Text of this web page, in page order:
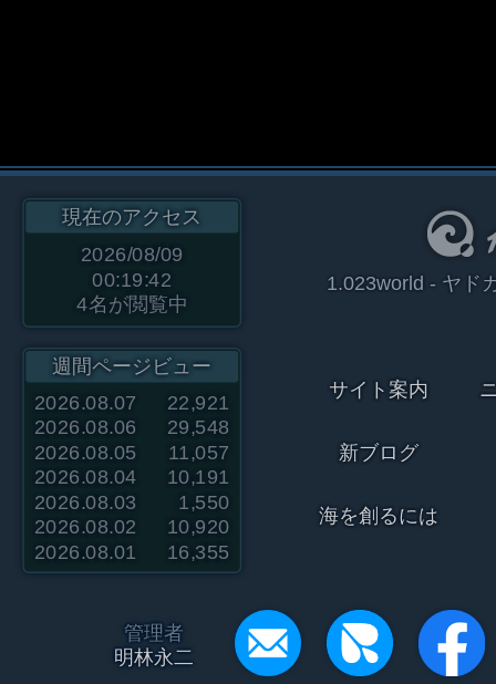
現在のアクセス
2026/08/09
00:19:42
4名が閲覧中
週間ページビュー
2026.08.07
22,921
2026.08.06
29,548
2026.08.05
11,057
2026.08.04
10,191
2026.08.03
1,550
2026.08.02
10,920
2026.08.01
16,355
1.023world - ヤド
サイト案内
新ブログ
海を創るには
管理者
明林永二